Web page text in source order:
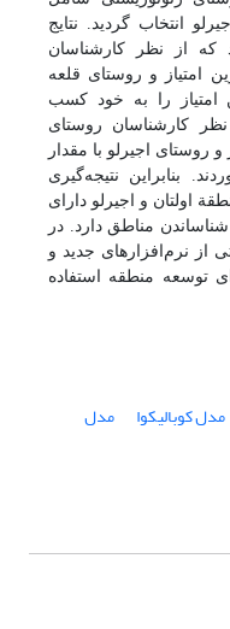
انتخاب گردید. نتایج
که از نظر کارشناسان
با مقدار(79/3) بیشترین امتیاز و روستای قلعه
(03/3) کمترین امتیاز را به خود کسب
کارشناسان روستای
امتیاز و روستای اجیرلو با مقدار
بنابراین نتیجه‌گیری
اولتان و اجیرلو دارای
مناطق دارد. در
از نرم‌افزارهای جدید و
توسعه منطقه استفاده
مدل کوبالیکوا مدل